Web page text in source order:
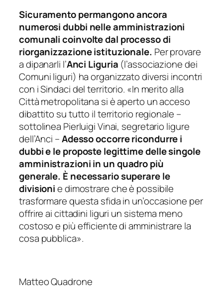
Sicuramento permangono ancora
numerosi dubbi nelle amministrazioni
comunali coinvolte dal processo di
riorganizzazione istituzionale. Per provare
a dipanarli l’Anci Liguria (l’associazione dei
Comuni liguri) ha organizzato diversi incontri
con i Sindaci del territorio. «In merito alla
Città metropolitana si è aperto un acceso
dibattito su tutto il territorio regionale –
sottolinea Pierluigi Vinai, segretario ligure
dell’Anci –Adesso occorre ricondurre i
dubbi e le proposte legittime delle singole
amministrazioni in un quadro più
generale. È necessario superare le
divisionie dimostrare che è possibile
trasformare questa sfida in un’occasione per
offrire ai cittadini liguri un sistema meno
costoso e più efficiente di amministrare la
cosa pubblica».
Matteo Quadrone